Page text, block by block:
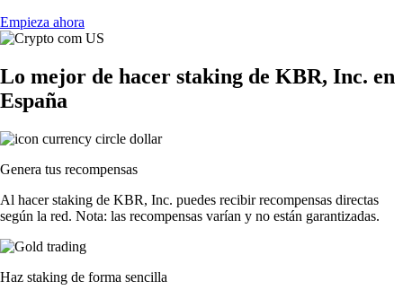
Empieza ahora
Lo mejor de hacer staking de KBR, Inc. en
España
Genera tus recompensas
Al hacer staking de KBR, Inc. puedes recibir recompensas directas
según la red. Nota: las recompensas varían y no están garantizadas.
Haz staking de forma sencilla